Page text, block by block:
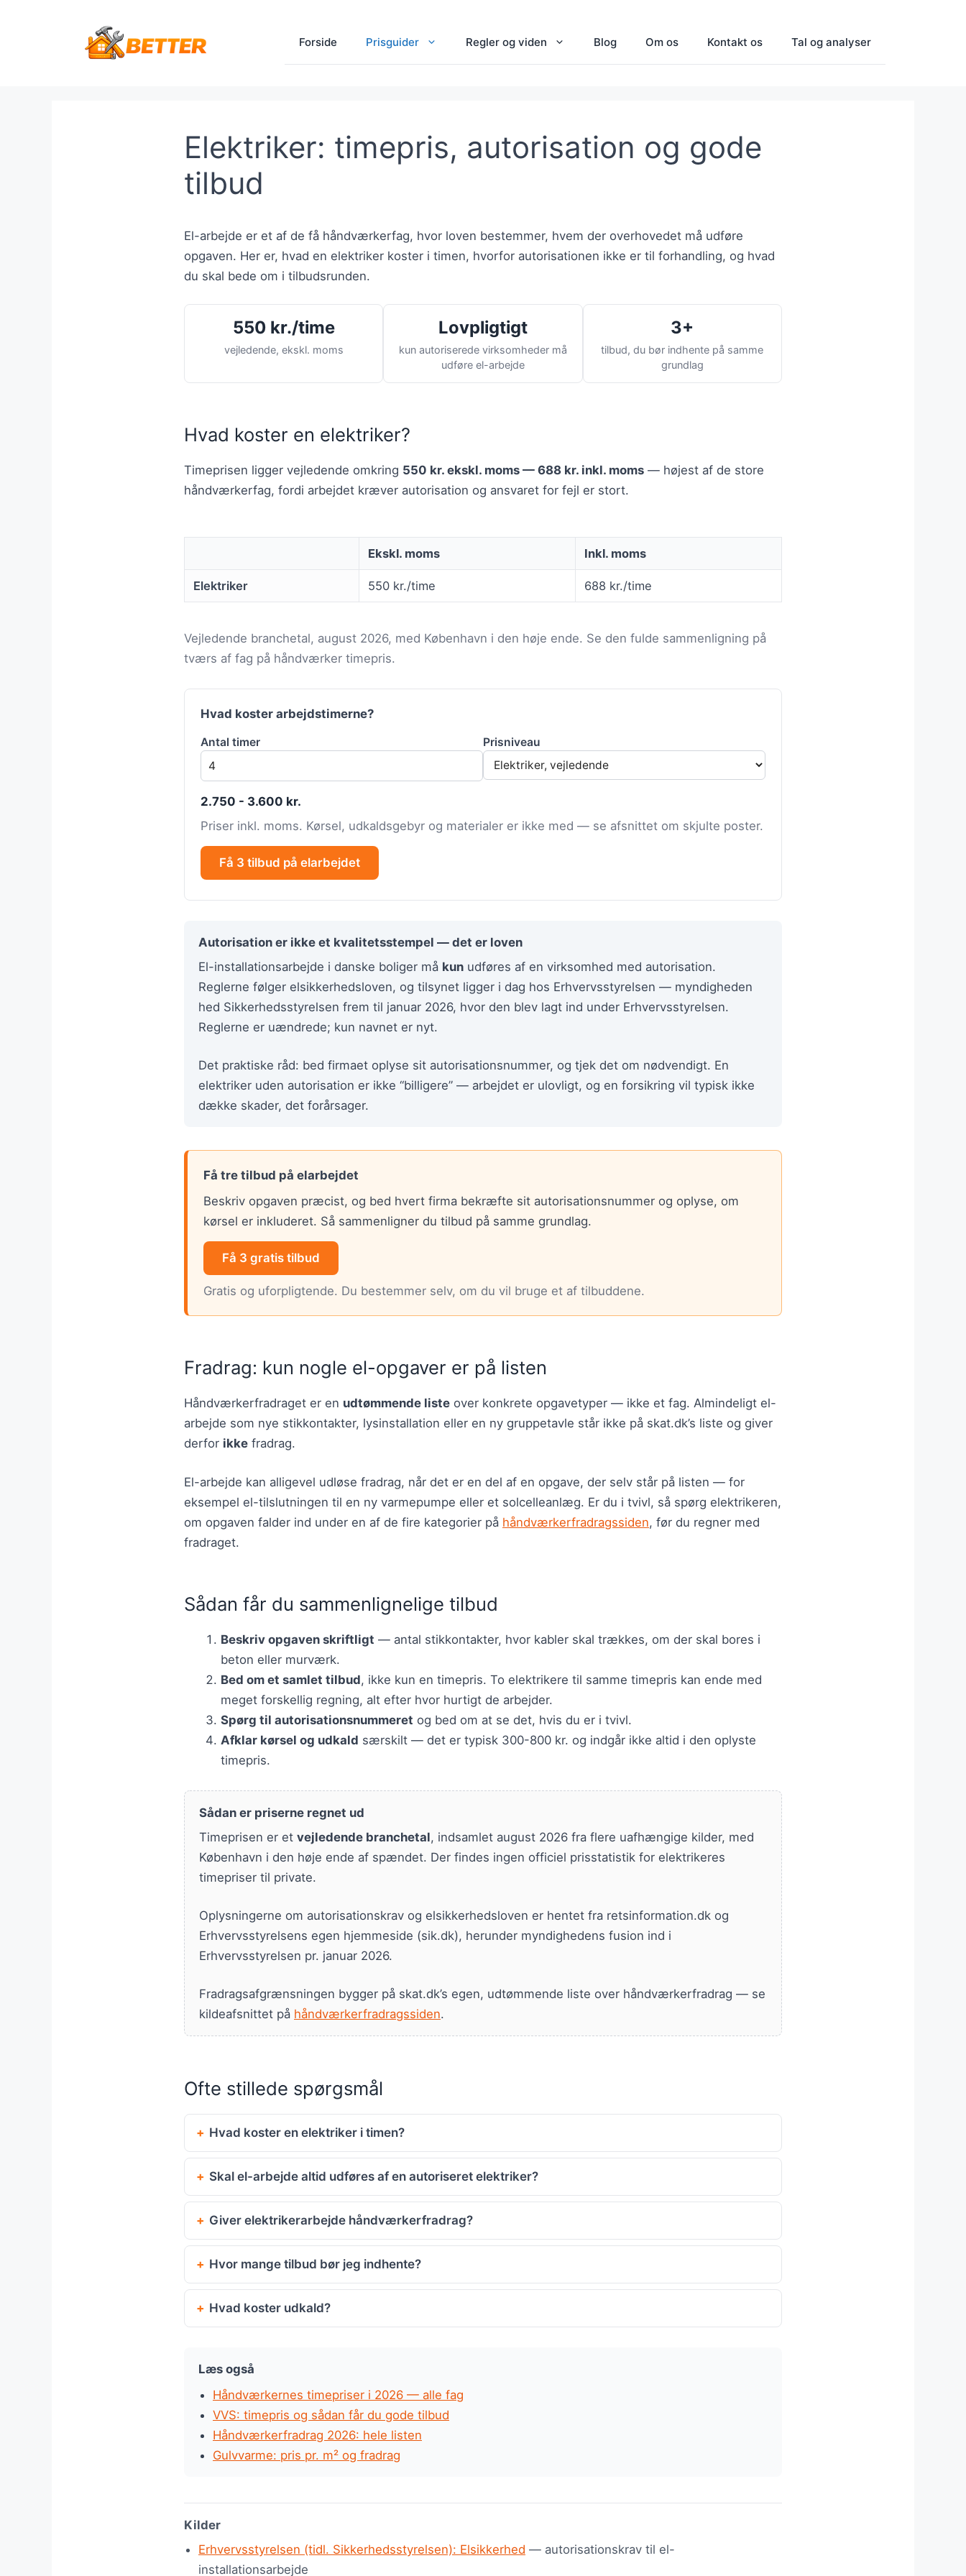
Forside Prisguider Regler og viden Blog Om os Kontakt os Tal og analyser
Elektriker: timepris, autorisation og gode
tilbud
El-arbejde er et af de få håndværkerfag, hvor loven bestemmer, hvem der overhovedet må udføre
opgaven. Her er, hvad en elektriker koster i timen, hvorfor autorisationen ikke er til forhandling, og hvad
du skal bede om i tilbudsrunden.
550 kr./time
vejledende, ekskl. moms
Lovpligtigt
kun autoriserede virksomheder må
udføre el-arbejde
3+
tilbud, du bør indhente på samme
grundlag
Hvad koster en elektriker?
Timeprisen ligger vejledende omkring 550 kr. ekskl. moms — 688 kr. inkl. moms — højest af de store
håndværkerfag, fordi arbejdet kræver autorisation og ansvaret for fejl er stort.
Ekskl. moms Inkl. moms
Elektriker 550 kr./time 688 kr./time
Vejledende branchetal, august 2026, med København i den høje ende. Se den fulde sammenligning på
tværs af fag på håndværker timepris.
Hvad koster arbejdstimerne?
Antal timer Prisniveau
2.750 - 3.600 kr.
Priser inkl. moms. Kørsel, udkaldsgebyr og materialer er ikke med — se afsnittet om skjulte poster.
Få 3 tilbud på elarbejdet
Autorisation er ikke et kvalitetsstempel — det er loven
El-installationsarbejde i danske boliger må kun udføres af en virksomhed med autorisation.
Reglerne følger elsikkerhedsloven, og tilsynet ligger i dag hos Erhvervsstyrelsen — myndigheden
hed Sikkerhedsstyrelsen frem til januar 2026, hvor den blev lagt ind under Erhvervsstyrelsen.
Reglerne er uændrede; kun navnet er nyt.
Det praktiske råd: bed firmaet oplyse sit autorisationsnummer, og tjek det om nødvendigt. En
elektriker uden autorisation er ikke “billigere” — arbejdet er ulovligt, og en forsikring vil typisk ikke
dække skader, det forårsager.
Få tre tilbud på elarbejdet
Beskriv opgaven præcist, og bed hvert firma bekræfte sit autorisationsnummer og oplyse, om
kørsel er inkluderet. Så sammenligner du tilbud på samme grundlag.
Få 3 gratis tilbud
Gratis og uforpligtende. Du bestemmer selv, om du vil bruge et af tilbuddene.
Fradrag: kun nogle el-opgaver er på listen
Håndværkerfradraget er en udtømmende liste over konkrete opgavetyper — ikke et fag. Almindeligt el-
arbejde som nye stikkontakter, lysinstallation eller en ny gruppetavle står ikke på skat.dk’s liste og giver
derfor ikke fradrag.
El-arbejde kan alligevel udløse fradrag, når det er en del af en opgave, der selv står på listen — for
eksempel el-tilslutningen til en ny varmepumpe eller et solcelleanlæg. Er du i tvivl, så spørg elektrikeren,
om opgaven falder ind under en af de fire kategorier på håndværkerfradragssiden, før du regner med
fradraget.
Sådan får du sammenlignelige tilbud
Beskriv opgaven skriftligt — antal stikkontakter, hvor kabler skal trækkes, om der skal bores i
beton eller murværk.
Bed om et samlet tilbud, ikke kun en timepris. To elektrikere til samme timepris kan ende med
meget forskellig regning, alt efter hvor hurtigt de arbejder.
Spørg til autorisationsnummeret og bed om at se det, hvis du er i tvivl.
Afklar kørsel og udkald særskilt — det er typisk 300-800 kr. og indgår ikke altid i den oplyste
timepris.
Sådan er priserne regnet ud
Timeprisen er et vejledende branchetal, indsamlet august 2026 fra flere uafhængige kilder, med
København i den høje ende af spændet. Der findes ingen officiel prisstatistik for elektrikeres
timepriser til private.
Oplysningerne om autorisationskrav og elsikkerhedsloven er hentet fra retsinformation.dk og
Erhvervsstyrelsens egen hjemmeside (sik.dk), herunder myndighedens fusion ind i
Erhvervsstyrelsen pr. januar 2026.
Fradragsafgrænsningen bygger på skat.dk’s egen, udtømmende liste over håndværkerfradrag — se
kildeafsnittet på håndværkerfradragssiden.
Ofte stillede spørgsmål
Hvad koster en elektriker i timen?
Skal el-arbejde altid udføres af en autoriseret elektriker?
Giver elektrikerarbejde håndværkerfradrag?
Hvor mange tilbud bør jeg indhente?
Hvad koster udkald?
Læs også
Håndværkernes timepriser i 2026 — alle fag
VVS: timepris og sådan får du gode tilbud
Håndværkerfradrag 2026: hele listen
Gulvvarme: pris pr. m² og fradrag
Kilder
Erhvervsstyrelsen (tidl. Sikkerhedsstyrelsen): Elsikkerhed — autorisationskrav til el-
installationsarbejde